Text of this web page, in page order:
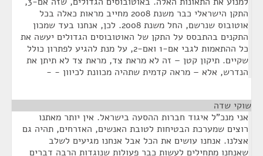
התקן הישראלי כבר משנת 2008 מחייב מראות כאלה בכל
אוטובוס שנרשם, החל משנת 2008. לכן, אנחנו בעד שמכון
התקנים בהתבסס על התקן של האוטובוסים הגדולים יעשה את
כל ההתאמות לגבי אם-1 ואם-2, על מנת להגיע לפתרון כולל
שקיים. תיקון קטן – זה לא מראת צד, מראת צד לא תיתן את
הנדרש, אלא – מראה קדמית שתהיה מכוונת לכיוון - -
שוקי שדה
אני מנכ"ל איגוד חברות ההסעה בישראל. אין יותר מאתנו
רוצים שמערכת הבטיחות לטובת האנשים, האזרחים, תהיה גם
אצלנו. אנחנו עושים את הכל אבל אנחנו מגיעים לשלב
שאנחנו מתחילים לעשות כבר פעולות שנוגדות הרבה דברים